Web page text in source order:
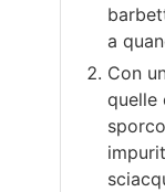
a
Con
quelle